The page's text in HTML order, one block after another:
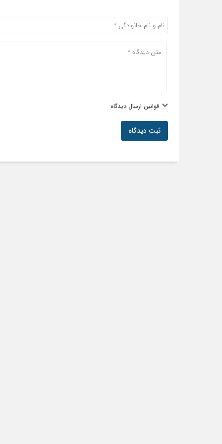
قوانین ارسال دیدگاه
ثبت دیدگاه